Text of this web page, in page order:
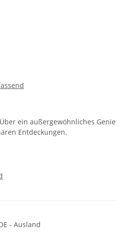
ein außergewöhnliches Genie
Entdeckungen.
- Ausland